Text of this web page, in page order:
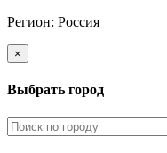
Регион: Россия
×
Выбрать город